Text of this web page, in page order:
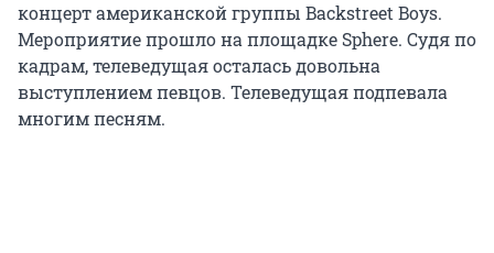
концерт американской группы Backstreet Boys.
Мероприятие прошло на площадке Sphere. Судя по
кадрам, телеведущая осталась довольна
выступлением певцов. Телеведущая подпевала
многим песням.